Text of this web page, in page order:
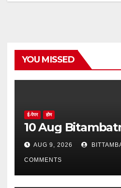
YOU MISSED
ई-पेपर होम
10 Aug
AUG 9, 2026
COMMENTS